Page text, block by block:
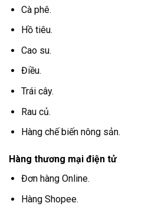
Cà phê.
Hồ tiêu.
Cao su.
Điều.
Trái cây.
Rau củ.
Hàng chế biến nông sản.
Hàng thương mại điện tử
Đơn hàng Online.
Hàng Shopee.